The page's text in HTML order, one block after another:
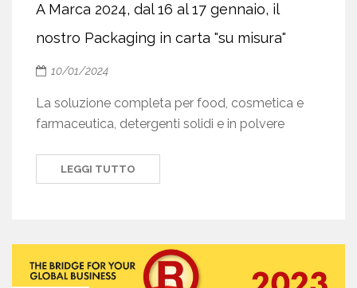
A Marca 2024, dal 16 al 17 gennaio, il
nostro Packaging in carta "su misura"
10/01/2024
La soluzione completa per food, cosmetica e
farmaceutica, detergenti solidi e in polvere
LEGGI TUTTO